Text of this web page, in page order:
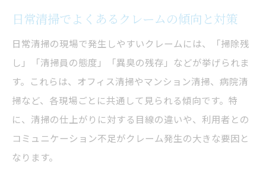
日常清掃でよくあるクレームの傾向と対策
日常清掃の現場で発生しやすいクレームには、「掃除残
し」「清掃員の態度」「異臭の残存」などが挙げられま
す。これらは、オフィス清掃やマンション清掃、病院清
掃など、各現場ごとに共通して見られる傾向です。特
に、清掃の仕上がりに対する目線の違いや、利用者との
コミュニケーション不足がクレーム発生の大きな要因と
なります。